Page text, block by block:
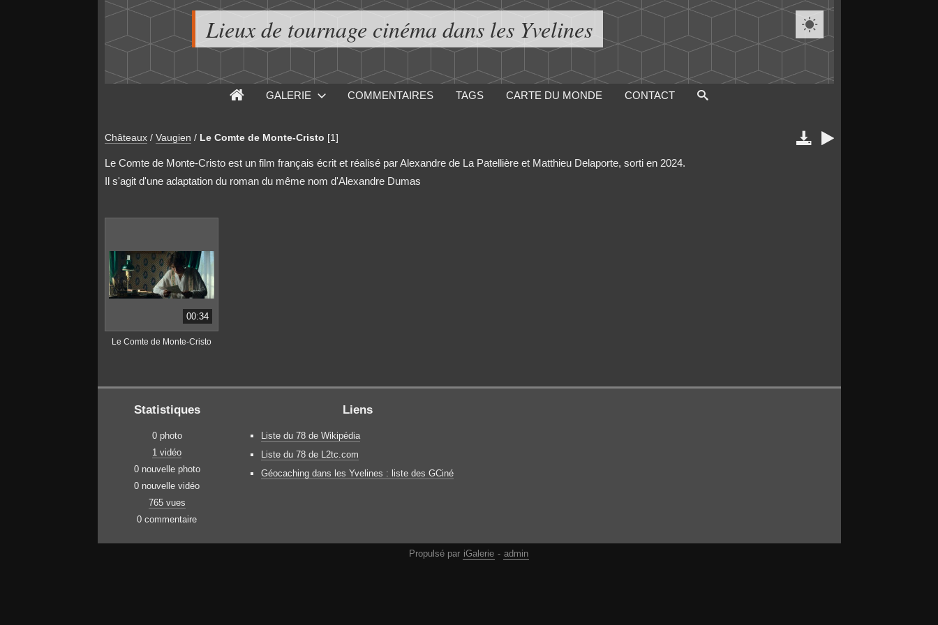
Lieux de tournage cinéma dans les Yvelines 
GALERIE COMMENTAIRES TAGS CARTE DU MONDE CONTACT
Châteaux / Vaugien / Le Comte de Monte-Cristo [1]  
Le Comte de Monte-Cristo est un film français écrit et réalisé par Alexandre de La Patellière et Matthieu Delaporte, sorti en 2024.
Il s'agit d'une adaptation du roman du même nom d'Alexandre Dumas
00:34
Le Comte de Monte-Cristo
Statistiques
0 photo
1 vidéo
0 nouvelle photo
0 nouvelle vidéo
765 vues
0 commentaire
Liens
Liste du 78 de Wikipédia
Liste du 78 de L2tc.com
Géocaching dans les Yvelines : liste des GCiné
Propulsé par iGalerie - admin